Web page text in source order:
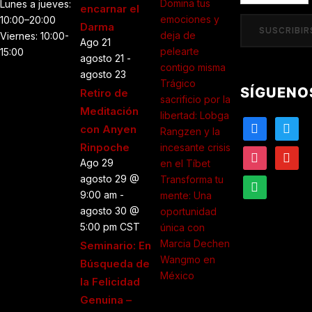
Lunes a jueves:
10:00–20:00
Viernes: 10:00-
15:00
encarnar el
Darma
Ago 21
agosto 21 -
agosto 23
Retiro de
Meditación
con Anyen
Rinpoche
Ago 29
agosto 29 @
9:00 am -
agosto 30 @
5:00 pm CST
Seminario: En
Búsqueda de
la Felicidad
Genuina –
Domina tus
emociones y
deja de
pelearte
contigo misma
Trágico
sacrificio por la
libertad: Lobga
Rangzen y la
incesante crisis
en el Tíbet
Transforma tu
mente: Una
oportunidad
única con
Marcia Dechen
Wangmo en
México
correo
electrónico
facebooktwitter
instagramyoutube
spotify